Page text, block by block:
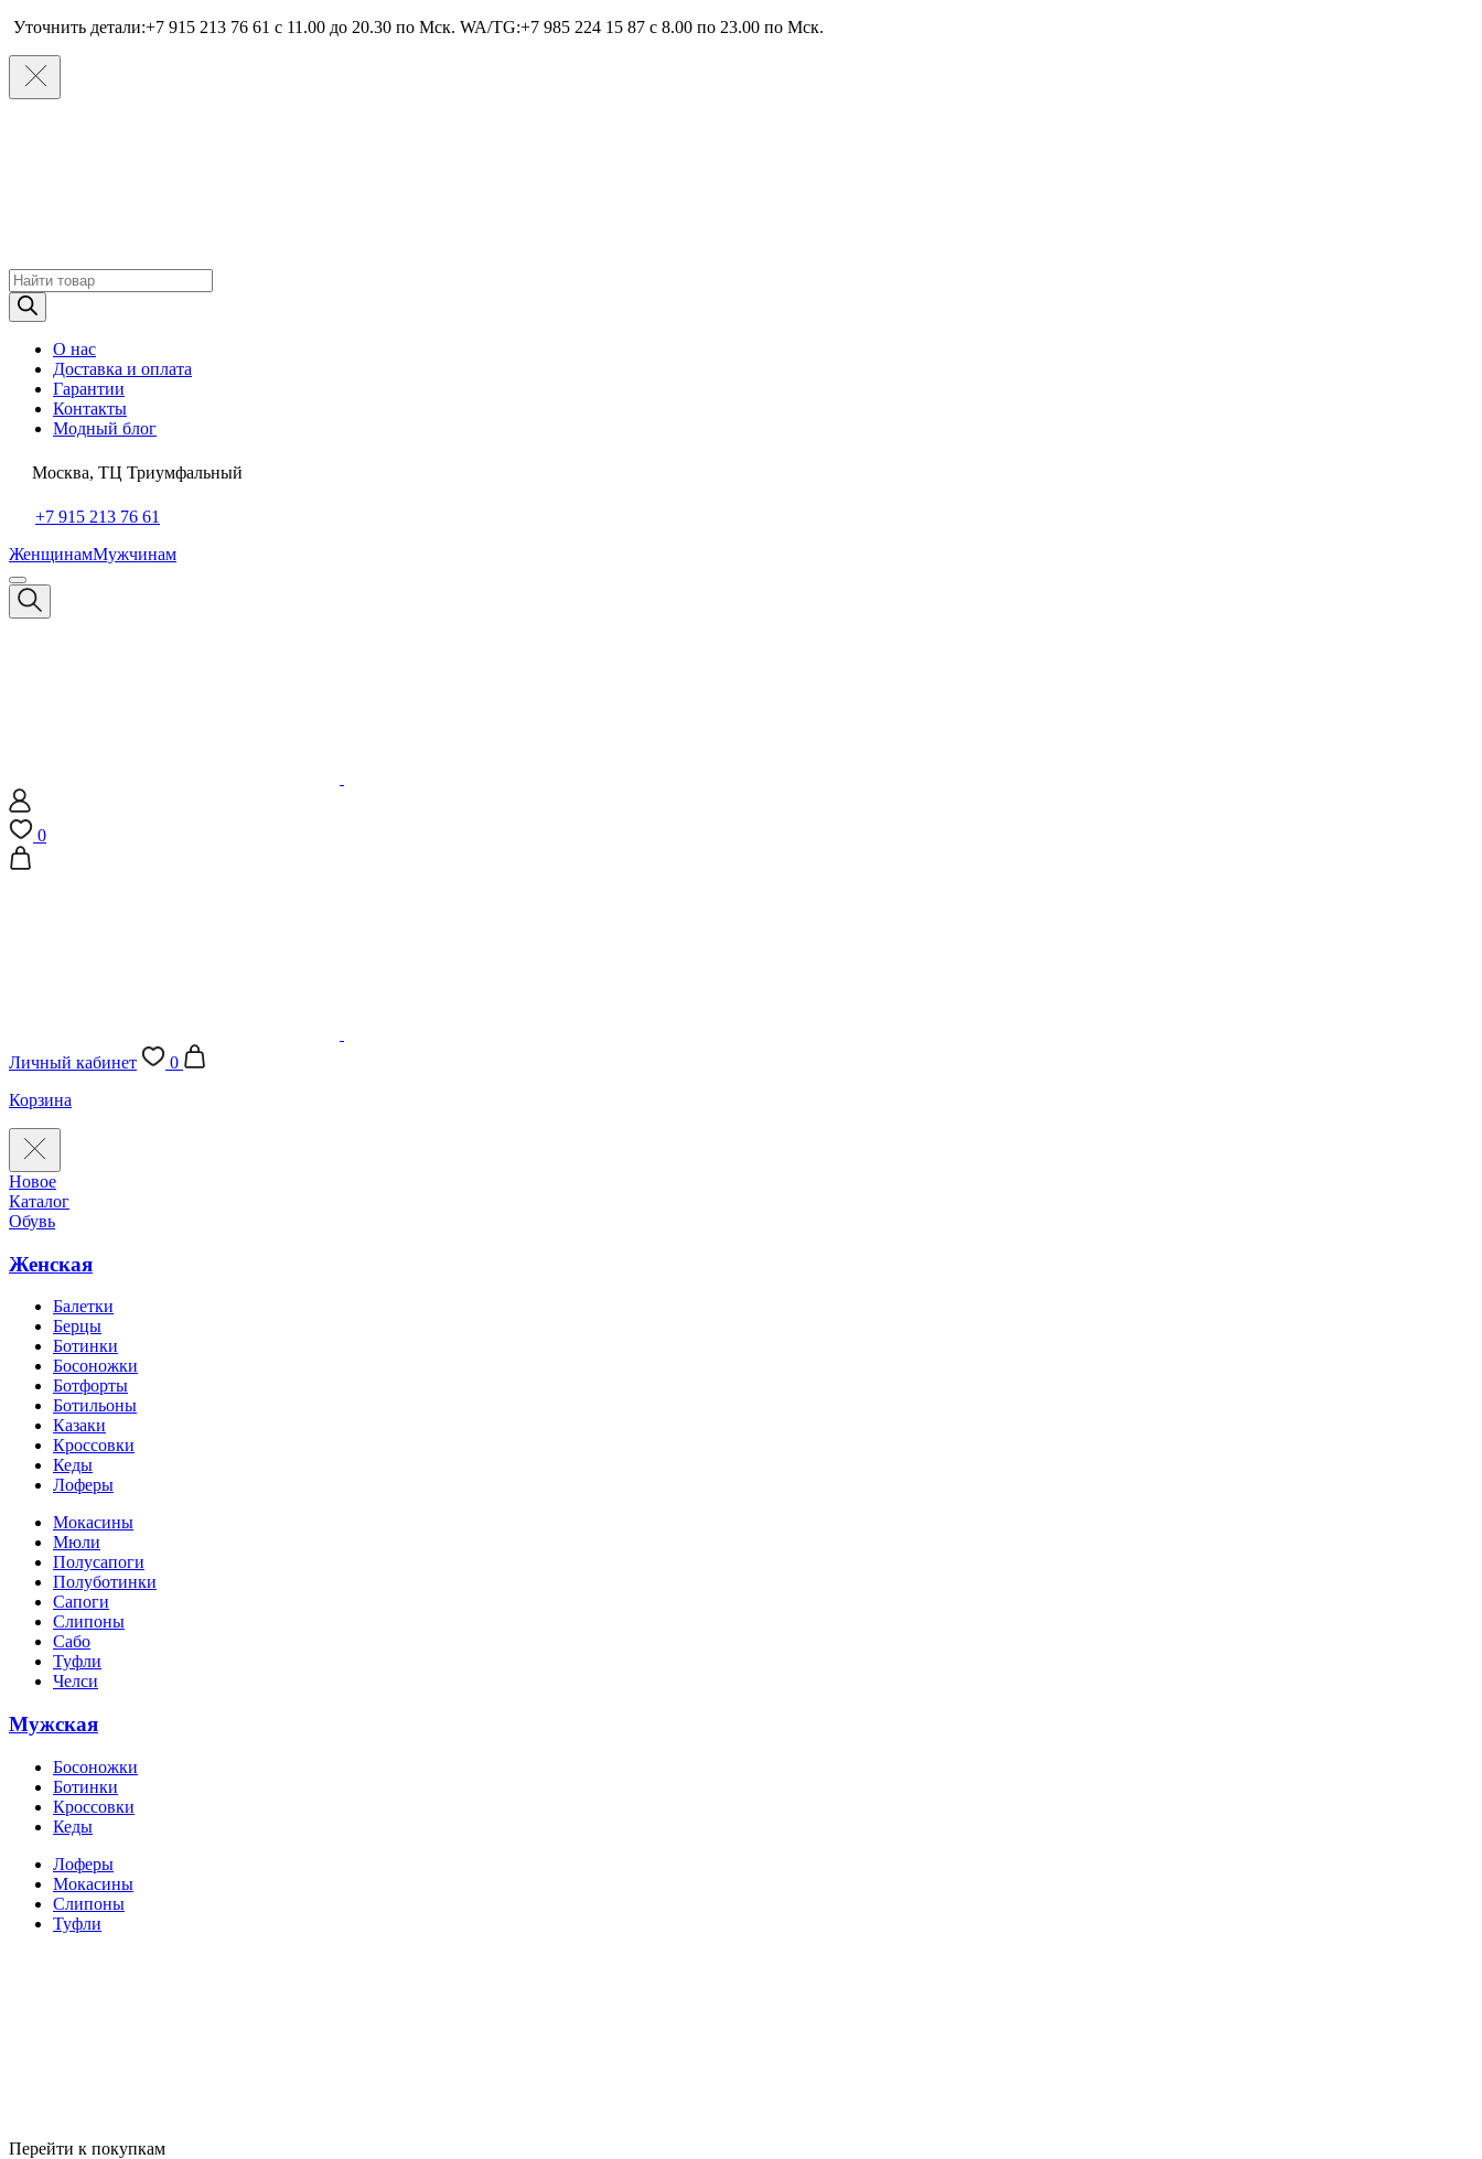
Уточнить детали:+7 915 213 76 61 c 11.00 до 20.30 по Мcк. WA/TG:+7 985 224 15 87 c 8.00 по 23.00 по Мcк.
Поиск
товаров
О нас
Доставка и оплата
Гарантии
Контакты
Модный блог
Москва, ТЦ Триумфальный
+7 915 213 76 61
ЖенщинамМужчинам
0
Личный кабинет
0
Корзина
Новое
Каталог
Обувь
Женская
Балетки
Берцы
Ботинки
Босоножки
Ботфорты
Ботильоны
Казаки
Кроссовки
Кеды
Лоферы
Мокасины
Мюли
Полусапоги
Полуботинки
Сапоги
Слипоны
Сабо
Туфли
Челси
Мужская
Босоножки
Ботинки
Кроссовки
Кеды
Лоферы
Мокасины
Слипоны
Туфли
Перейти к покупкам